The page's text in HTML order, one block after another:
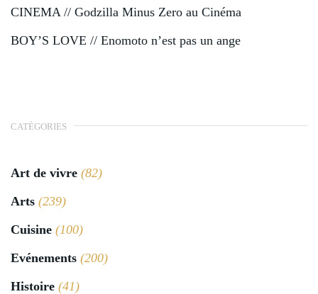
CINEMA // Godzilla Minus Zero au Cinéma
BOY’S LOVE // Enomoto n’est pas un ange
CATÉGORIES
Art de vivre (82)
Arts (239)
Cuisine (100)
Evénements (200)
Histoire (41)